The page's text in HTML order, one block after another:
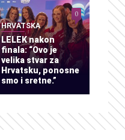
HRVATSKA
LELEK nakon
finala: “Ovo je
velika stvar za
Hrvatsku, ponosne
smo i sretne.”
0